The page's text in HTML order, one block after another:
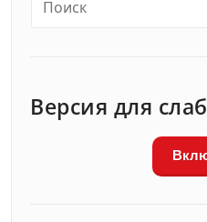
Версия для